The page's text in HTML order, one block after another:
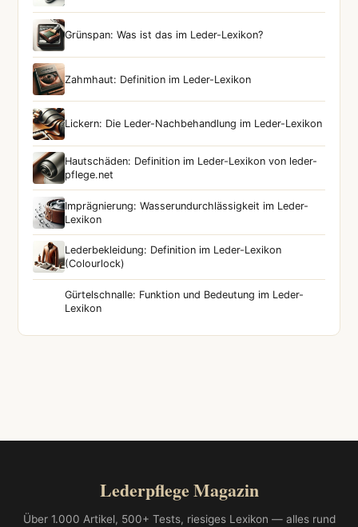
Grünspan: Was ist das im Leder-Lexikon?
Zahmhaut: Definition im Leder-Lexikon
Lickern: Die Leder-Nachbehandlung im Leder-Lexikon
Hautschäden: Definition im Leder-Lexikon von leder-
pflege.net
Imprägnierung: Wasserundurchlässigkeit im Leder-
Lexikon
Lederbekleidung: Definition im Leder-Lexikon
(Colourlock)
Gürtelschnalle: Funktion und Bedeutung im Leder-
Lexikon
Lederpflege Magazin
Über 1.000 Artikel, 500+ Tests, riesiges Lexikon — alles rund